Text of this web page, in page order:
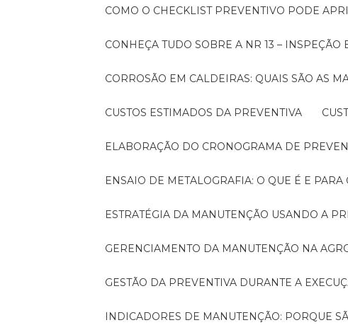
COMO O CHECKLIST PREVENTIVO PODE
CONHEÇA TUDO SOBRE A NR 13 – INSPEÇÃO
CORROSÃO EM CALDEIRAS: QUAIS SÃO AS
CUSTOS ESTIMADOS DA PREVENTIVA
ELABORAÇÃO DO CRONOGRAMA DE
ENSAIO DE METALOGRAFIA: O QUE É E PARA
ESTRATÉGIA DA MANUTENÇÃO USANDO A
GERENCIAMENTO DA MANUTENÇÃO NA
GESTÃO DA PREVENTIVA DURANTE A
INDICADORES DE MANUTENÇÃO: PORQUE